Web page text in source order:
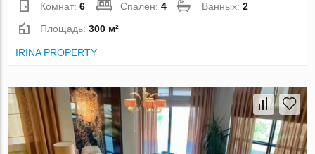
Комнат:6 Спален:4 Ванных:2
Площадь:300 м²
IRINA PROPERTY